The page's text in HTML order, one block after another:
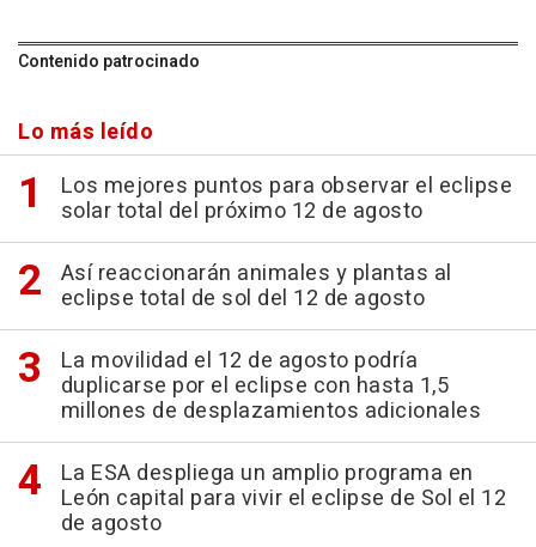
Contenido patrocinado
Lo más leído
Los mejores puntos para observar el eclipse
solar total del próximo 12 de agosto
Así reaccionarán animales y plantas al
eclipse total de sol del 12 de agosto
La movilidad el 12 de agosto podría
duplicarse por el eclipse con hasta 1,5
millones de desplazamientos adicionales
La ESA despliega un amplio programa en
León capital para vivir el eclipse de Sol el 12
de agosto